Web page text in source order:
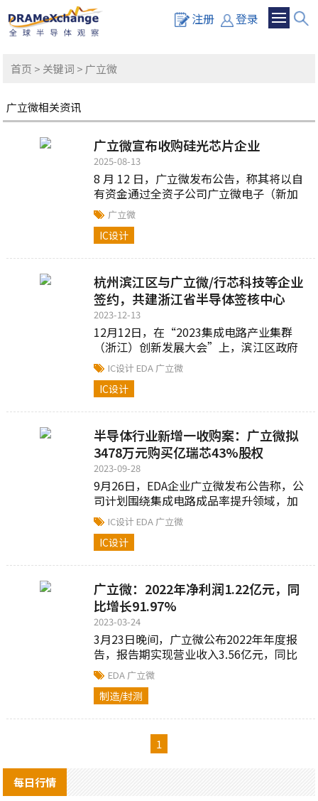
注册 登录
首页 > 关键词 > 广立微
广立微相关资讯
广立微宣布收购硅光芯片企业
2025-08-13
8 月 12 日，广立微发布公告，称其将以自
有资金通过全资子公司广立微电子（新加
坡）有限公司收购 LUCEDA NV 100% 的股
权...
广立微
IC设计
杭州滨江区与广立微/行芯科技等企业
签约，共建浙江省半导体签核中心
2023-12-13
12月12日，在“2023集成电路产业集群
（浙江）创新发展大会”上，滨江区政府
与杭州广立微电子股份有限公司、杭州行
芯科技有限...
IC设计 EDA 广立微
IC设计
半导体行业新增一收购案：广立微拟
3478万元购买亿瑞芯43%股权
2023-09-28
9月26日，EDA企业广立微发布公告称，公
司计划围绕集成电路成品率提升领域，加
快产品和技术生态布局以促进公司快速发
展，拟以股权受...
IC设计 EDA 广立微
IC设计
广立微：2022年净利润1.22亿元，同
比增长91.97%
2023-03-24
3月23日晚间，广立微公布2022年年度报
告，报告期实现营业收入3.56亿元，同比
增长79.48%；归属于上市公司股东的净利
润1.22亿元...
EDA 广立微
制造/封测
1
每日行情